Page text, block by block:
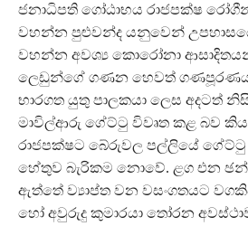
ජනාධිපති ගෝඨාභය රාජපක්ෂ
වහන්න පුළුවන්ද යනුවෙන්
වහන්න අවශ්‍ය කොරෝනා
ලෙඩුන්ගේ ගණන හෙවත් ගණපූරණය
භාරගත යුතු පාලකයා ලෙස අදටත්
මාවිල්ආරු ගේට්ටු විවෘත කළ බව
රාජපක්ෂට බේරුවල පල්ලියේ
හේතුව බැරිකම නොවේ. ළග එන
ඇත්තේ ව්‍යාප්ත වන වසංගතයට
හෝ අවුරුදු කුමාරයා තෝරන